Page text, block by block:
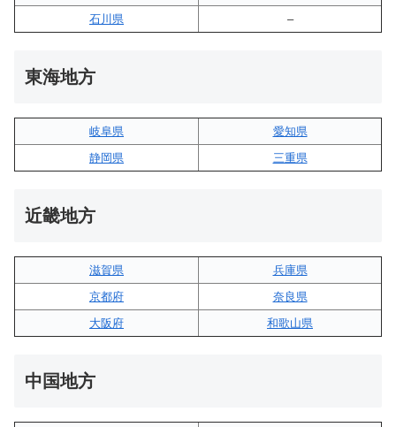
石川県
–
東海地方
岐阜県
愛知県
静岡県
三重県
近畿地方
滋賀県
兵庫県
京都府
奈良県
大阪府
和歌山県
中国地方